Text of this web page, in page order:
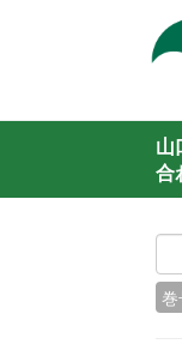
山
合